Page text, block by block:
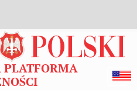
PLATFORMA